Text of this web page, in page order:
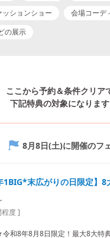
ッションショー
会場コーデ
の展示
ここから予約＆条件クリア
下記特典の対象になります
8月8日(土)に開催のフ
末広がりの日限定】8
度]
和8年8月8日限定！最大8大